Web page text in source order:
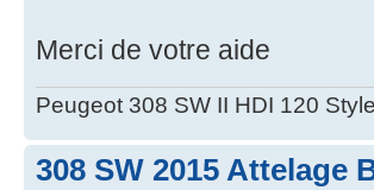
Merci de votre aide
Peugeot 308 SW II HDI 120
308 SW 2015 Attelage